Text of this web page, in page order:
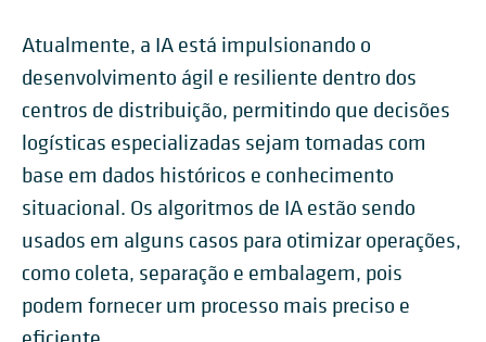
Atualmente, a IA está impulsionando o
desenvolvimento ágil e resiliente dentro dos
centros de distribuição, permitindo que decisões
logísticas especializadas sejam tomadas com
base em dados históricos e conhecimento
situacional. Os algoritmos de IA estão sendo
usados em alguns casos para otimizar operações,
como coleta, separação e embalagem, pois
podem fornecer um processo mais preciso e